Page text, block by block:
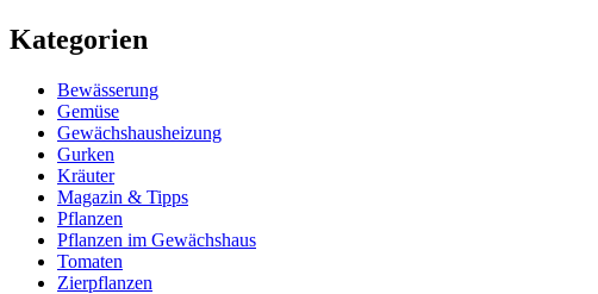
Kategorien
Bewässerung
Gemüse
Gewächshausheizung
Gurken
Kräuter
Magazin & Tipps
Pflanzen
Pflanzen im Gewächshaus
Tomaten
Zierpflanzen